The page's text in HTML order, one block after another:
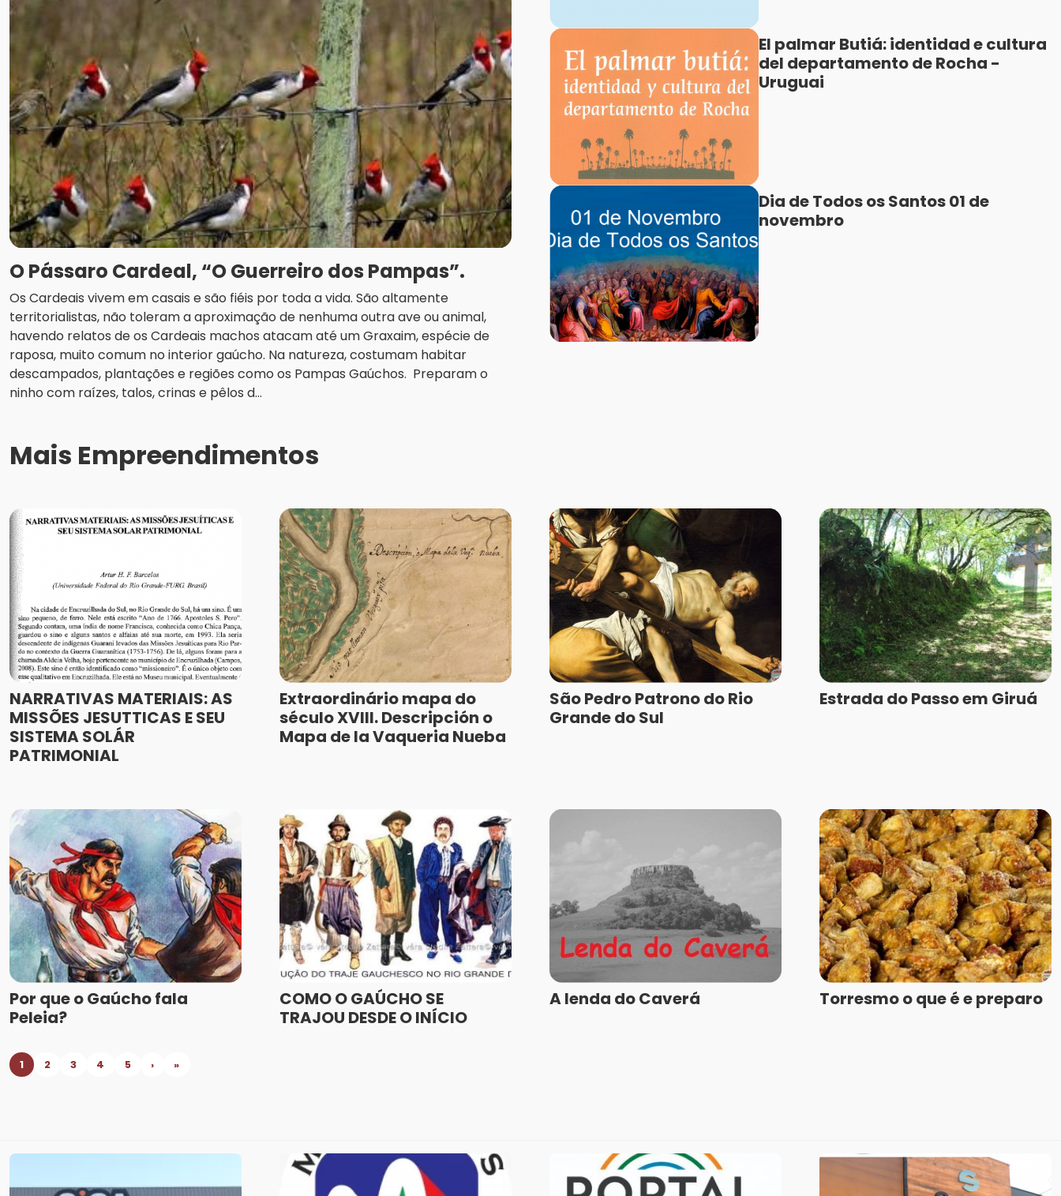
O Pássaro Cardeal, “O Guerreiro dos Pampas”.
Os Cardeais vivem em casais e são fiéis por toda a vida. São altamente
territorialistas, não toleram a aproximação de nenhuma outra ave ou animal,
havendo relatos de os Cardeais machos atacam até um Graxaim, espécie de
raposa, muito comum no interior gaúcho. Na natureza, costumam habitar
descampados, plantações e regiões como os Pampas Gaúchos. Preparam o
ninho com raízes, talos, crinas e pêlos d...
El palmar Butiá: identidad e cultura
del departamento de Rocha -
Uruguai
Dia de Todos os Santos 01 de
novembro
Mais Empreendimentos
NARRATIVAS MATERIAIS: AS
MISSÕES JESUTTICAS E SEU
SISTEMA SOLÁR
PATRIMONIAL
Extraordinário mapa do
século XVIII. Descripción o
Mapa de la Vaqueria Nueba
São Pedro Patrono do Rio
Grande do Sul
Estrada do Passo em Giruá
Por que o Gaúcho fala
Peleia?
COMO O GAÚCHO SE
TRAJOU DESDE O INÍCIO
A lenda do Caverá Torresmo o que é e preparo
1 2 3 4 5 › »